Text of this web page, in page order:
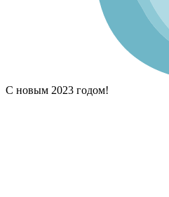
С новым 2023 годом!